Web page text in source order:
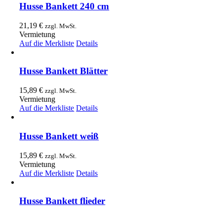
Husse Bankett 240 cm
21,19€ zzgl. MwSt.
Vermietung
Auf die Merkliste Details
Husse Bankett Blätter
15,89€ zzgl. MwSt.
Vermietung
Auf die Merkliste Details
Husse Bankett weiß
15,89€ zzgl. MwSt.
Vermietung
Auf die Merkliste Details
Husse Bankett flieder